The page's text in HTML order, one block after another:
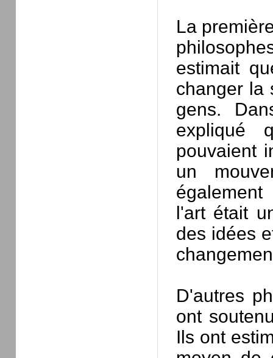
La
estimait
changer la
gens.
expliqué
pouvaient
un
l'art était
des idées
D'autres
ont
Ils ont